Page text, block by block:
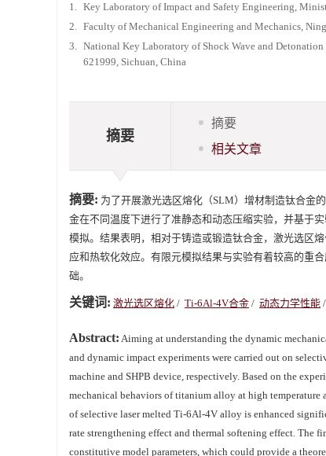
1. Key Laboratory of Impact and Safety Engineering,
2. Faculty of Mechanical Engineering and Mechanics,
3. National Key Laboratory of Shock Wave and
621999, Sichuan, China
摘要
摘要
相关文章
摘要: 为了开展激光选区熔化（SLM）增材制造钛合金
金在不同温度下进行了准静态和动态压缩实验，并基于
模拟。结果表明，相对于铸造或锻造钛合金，激光选区
应和热软化效应。有限元模拟结果与实验有着较高的重
础。
关键词: 激光选区熔化 / Ti-6Al-4V合金 / 动态力学性能 /
Abstract: Aiming at understanding the dynamic
and dynamic impact experiments were carried out on
machine and SHPB device, respectively. Based on the
mechanical behaviors of titanium alloy at high temperature
of selective laser melted Ti-6Al-4V alloy is enhanced
rate strengthening effect and thermal softening effect. The
constitutive model parameters, which could provide a